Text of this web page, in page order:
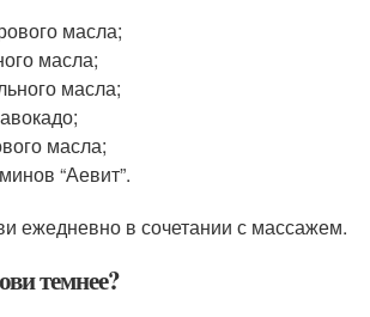
масла;
масла;
масла;
масла;
“Аевит”.
ежедневно в сочетании с массажем.
темнее?